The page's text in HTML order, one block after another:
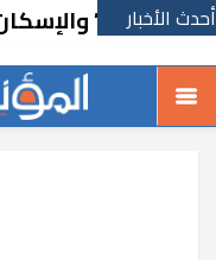
أحدث الأخباروالإسكان